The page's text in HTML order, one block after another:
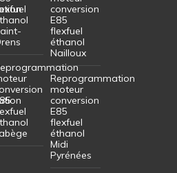
conversion
E85
flexfuel
éthanol
Nailloux
Reprogrammation
moteur
conversion
E85
flexfuel
éthanol
Midi
Pyrénées